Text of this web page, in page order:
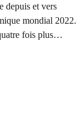
depuis et vers
mondial 2022.
fois plus
et depuis Davos